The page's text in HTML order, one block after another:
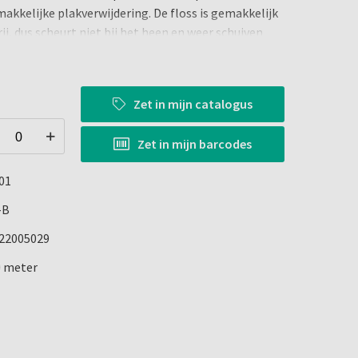
plakverwijdering. De floss is gemakkelijk
dus scheurt niet bij het heen en weer schuiven
Snijd een stuk van ongeveer 45 cm af. Gebruik
stukje flossdraad. Wikkel een lang stuk
of wijsvinger van de ene hand, links of rechts, en
om de middel- of wijsvinger van de andere
de tanden. Breng de flossdraad voorzichtig in
de tanden en pas op dat je deze er niet te
de flossdraad een C-vorm om de tand heen. Trek
vanaf de tandvleeslijn omhoog naar de
Zet in mijn catalogus
Zet in mijn barcodes
meter